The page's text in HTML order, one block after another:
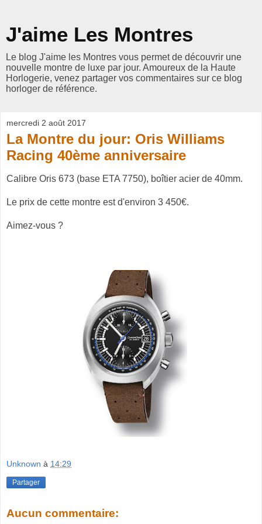
J'aime Les Montres
Le blog J'aime les Montres vous permet de découvrir une
nouvelle montre de luxe par jour. Amoureux de la Haute
Horlogerie, venez partager vos commentaires sur ce blog
horloger de référence.
mercredi 2 août 2017
La Montre du jour: Oris Williams
Racing 40ème anniversaire
Calibre Oris 673 (base ETA 7750), boîtier acier de 40mm.
Le prix de cette montre est d'environ 3 450€.
Aimez-vous ?
Unknown à 14:29
Partager
Aucun commentaire: